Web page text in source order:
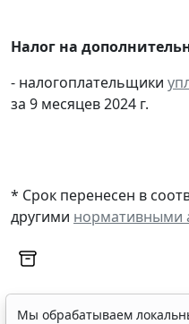
Налог на
- налогоплательщики
за 9 месяцев 2024 г.
* Срок перенесен в
другими нормативными
Мы обрабатываем